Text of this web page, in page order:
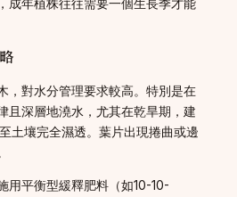
成年植株往往需要一個生長季才能
，對水分管理要求較高。特別是在
且深層地澆水，尤其在乾旱期，建
土壤完全濕透。葉片出現捲曲或邊
用平衡型緩釋肥料（如10-10-